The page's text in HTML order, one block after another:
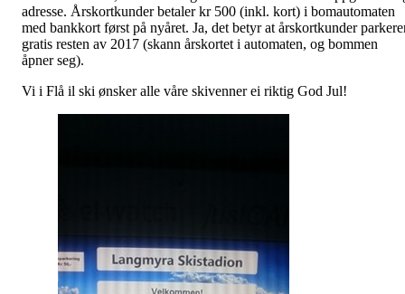
adresse. Årskortkunder betaler kr 500 (inkl. kort) i bomautomaten
med bankkort først på nyåret. Ja, det betyr at årskortkunder
gratis resten av 2017 (skann årskortet i automaten, og bommen
åpner seg).
Vi i Flå il ski ønsker alle våre skivenner ei riktig God Jul!